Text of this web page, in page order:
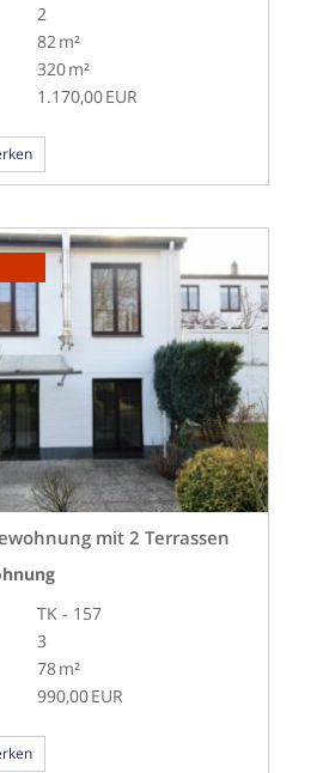
2
82 m²
320 m²
1.170,00 EUR
mit 2 Terrassen
TK - 157
3
78 m²
990,00 EUR